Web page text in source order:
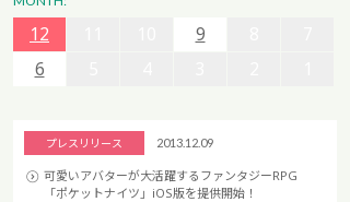
12 9
6
12 9
6
6
3
プレスリリース 2013.12.09
可愛いアバターが大活躍するファンタジーRPG
「ポケットナイツ」iOS版を提供開始！